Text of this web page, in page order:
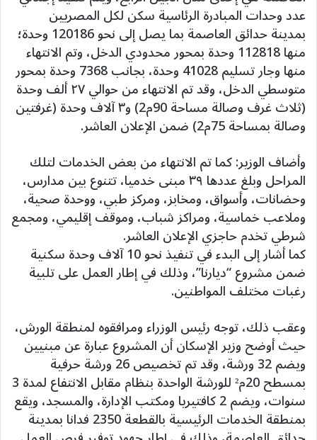
عدد وحدات المبادرة الرئاسية سكن لكل المصريين
بمدينة حدائق العاصمة بما يصل إلى نحو 120186 وحدة؛
منها 112818 وحدة بمحور محدودي الدخل، وتم الانتهاء
منها وجار تسليم 41028 وحدة، بجانب 7368 وحدة بمحور
متوسطي الدخل، وقد تم الانتهاء من حوالي ٢٧ ألف وحدة
(ثلاث غرف وصالة مساحة 90م2) و٣ آلاف وحدة (غرفتين
وصالة بمساحة 75م2) ضمن الإعلان العاشر.
وأضاف الوزير: كما تم الانتهاء من بعض الخدمات لتلك
المراحل وبلغ عددها ٣٩ مبنى خدميا، تتنوع بين مدارس،
وحضانات، وأسواق، ومخابز، ومركز طبي، ووحدة صحية،
وملاعب خماسية، ومراكز شباب، وموقف إقليمي، ومجمع
شرطي تخدم حاجزي الإعلان العاشر.
كما أشار إلى البدء في تنفيذ نحو 10 آلاف وحدة سكنية
ضمن مشروع “ديارنا”، وذلك في إطار العمل على تلبية
رغبات مختلف المواطنين.
وعقب ذلك، توجه رئيس الوزراء ومرافقوه لمنطقة الورش،
حيث أوضح وزير الإسكان أن المشروع عبارة عن مبنيين
ويضم 32 ورشة، وقد تم تخصيص 26 ورشة حرفية
بمسطح 20م² للورشة الواحدة بنظام مقابل الانتفاع لمدة 3
سنوات، ويضم 2 كافتيريا ومكتب الإدارة، والمسجد، ويقع
بمنطقة الخدمات الرئيسية بالقطعة 2350 فدانا بمدينة